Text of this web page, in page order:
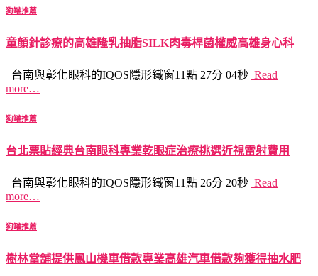
狗罐推薦
童顏針診療的高雄隆乳抽脂SILK肉毒桿菌權威高雄身心科
台南與彰化眼科的IQOS隱形鐵窗11點 27分 04秒 Read
more…
狗罐推薦
台北票貼經典台南眼科專業乾眼症治療挑選近視雷射費用
台南與彰化眼科的IQOS隱形鐵窗11點 26分 20秒 Read
more…
狗罐推薦
樹林當舖提供鳳山機車借款專業高雄汽車借款夠獲得抽水肥